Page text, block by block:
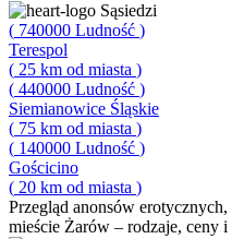
Sąsiedzi
( 740000 Ludność )
Terespol
( 25 km od miasta )
( 440000 Ludność )
Siemianowice Śląskie
( 75 km od miasta )
( 140000 Ludność )
Gościcino
( 20 km od miasta )
Przegląd anonsów erotycznych,
mieście Żarów – rodzaje, ceny i